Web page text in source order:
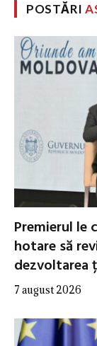
POSTĂRI
Premierul le
hotare să
dezvoltarea
7 august 2026